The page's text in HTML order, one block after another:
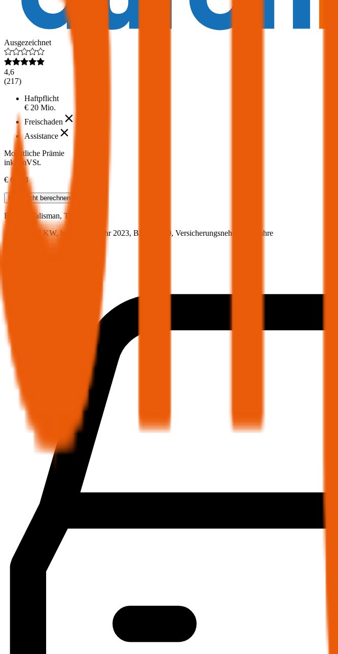
Ausgezeichnet
4,6
(217)
Haftpflicht
€ 20 Mio.
Freischaden
Assistance
Monatliche Prämie
inkl. mVSt.
€ 69,54
Haftpflichtberechnen
Renault
Talisman, Teilkasko
159 PS/117 KW, benzin, Baujahr 2023, BM-Stufe 0, Versicherungsnehmer 30 Jahre